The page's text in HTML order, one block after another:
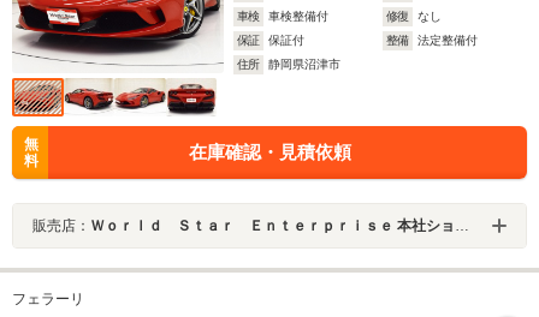
車検
車検整備付 修復
なし
保証
保証付 整備
法定整備付
住所
静岡県沼津市
無
料
在庫確認・見積依頼
販売店： Ｗｏｒｌｄ Ｓｔａｒ Ｅｎｔｅｒｐｒｉｓｅ 本社ショールーム
フェラーリ